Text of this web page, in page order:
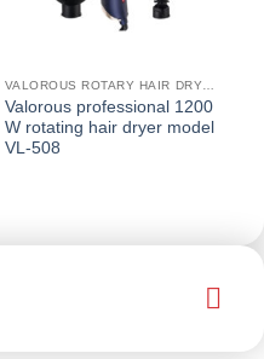
VALOROUS ROTARY HAIR DRYER
Valorous professional 1200
W rotating hair dryer model
VL-508